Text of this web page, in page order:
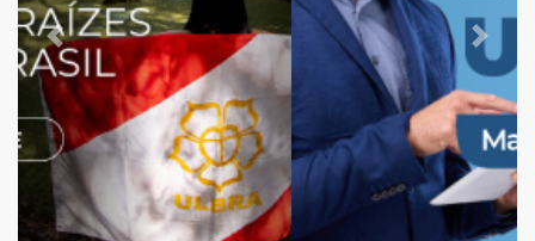
Previous Next